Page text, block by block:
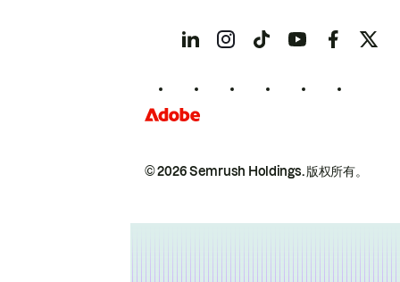
© 2026 Semrush Holdings.版权所有。